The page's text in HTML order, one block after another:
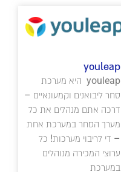
youleap
youleap היא מערכת
סחר ליבואנים וקמעונאיים –
דרכה אתם מנהלים את כל
מערך הסחר במערכת אחת
– די לריבוי מערכות! כל
ערוצי המכירה מנוהלים
במערכת